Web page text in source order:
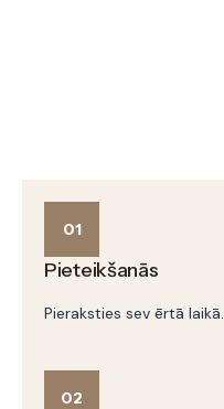
01
Pieteikšanās
Pieraksties sev ērtā laikā.
02